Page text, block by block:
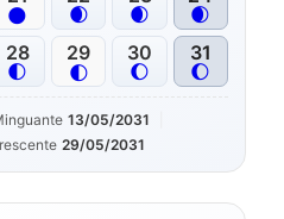
🌑
🌒
🌒
🌒
28
🌓
29
🌓
30
🌔
31
🌔
13/05/2031
29/05/2031